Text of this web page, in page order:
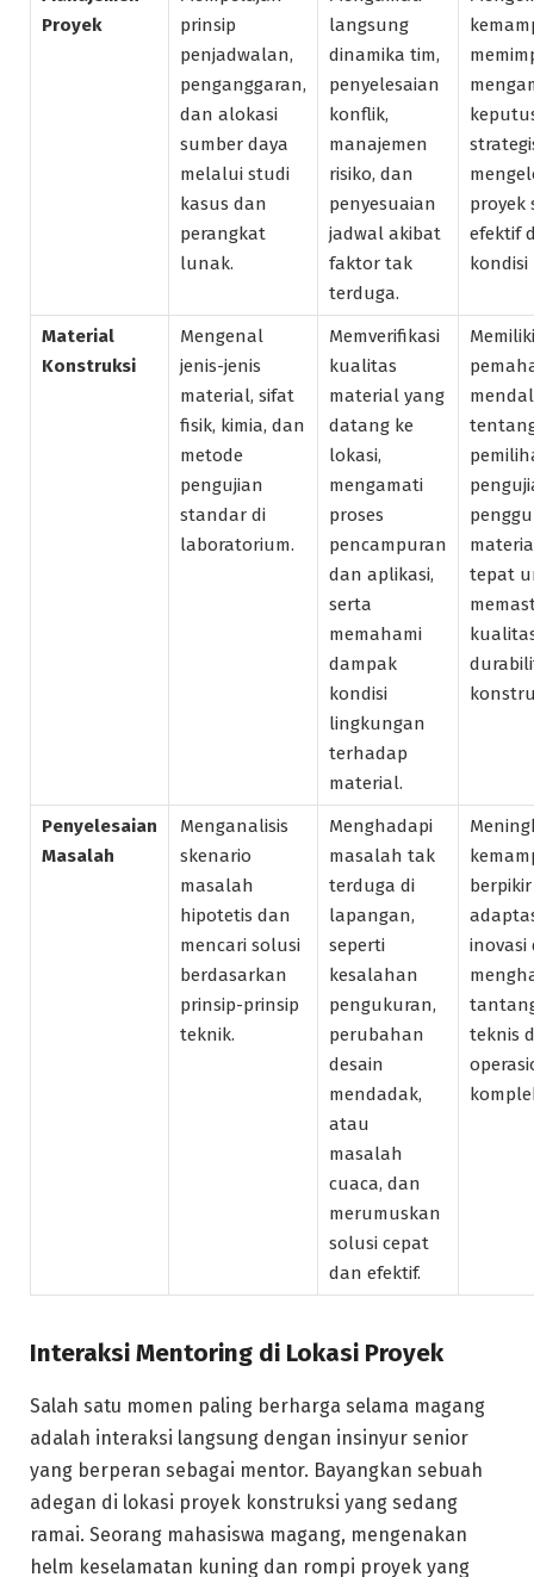
Proyek
prinsip
penjadwalan,
penganggaran,
dan alokasi
sumber daya
melalui studi
kasus dan
perangkat
lunak.
langsung
dinamika tim,
penyelesaian
konflik,
manajemen
risiko, dan
penyesuaian
jadwal akibat
faktor tak
terduga.
proyek
efektif
kondisi
Material
Konstruksi
Mengenal
jenis-jenis
material, sifat
fisik, kimia, dan
metode
pengujian
standar di
laboratorium.
Memverifikasi
kualitas
material yang
datang ke
lokasi,
mengamati
proses
pencampuran
dan aplikasi,
serta
memahami
dampak
kondisi
lingkungan
terhadap
material.
Memiliki
tepat
Penyelesaian
Masalah
Menganalisis
skenario
masalah
hipotetis dan
mencari solusi
berdasarkan
prinsip-prinsip
teknik.
Menghadapi
masalah tak
terduga di
lapangan,
seperti
kesalahan
pengukuran,
perubahan
desain
mendadak,
atau
masalah
cuaca, dan
merumuskan
solusi cepat
dan efektif.
inovasi
teknis
Interaksi Mentoring di Lokasi Proyek
Salah satu momen paling berharga selama magang
adalah interaksi langsung dengan insinyur senior
yang berperan sebagai mentor. Bayangkan sebuah
adegan di lokasi proyek konstruksi yang sedang
ramai. Seorang mahasiswa magang, mengenakan
helm keselamatan kuning dan rompi proyek yang